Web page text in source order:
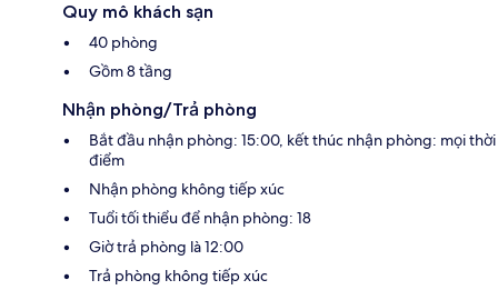
Quy mô khách sạn
40 phòng
Gồm 8 tầng
Nhận phòng/Trả phòng
Bắt đầu nhận phòng: 15:00, kết thúc nhận phòng: mọi thời
điểm
Nhận phòng không tiếp xúc
Tuổi tối thiểu để nhận phòng: 18
Giờ trả phòng là 12:00
Trả phòng không tiếp xúc